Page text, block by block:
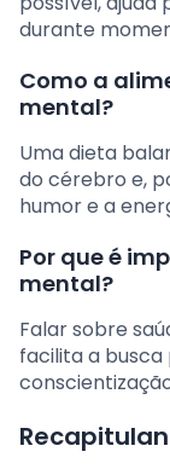
durante
Como a
mental?
Uma dieta
do cérebro e,
humor e a
Por que é
mental?
Falar sobre
facilita a